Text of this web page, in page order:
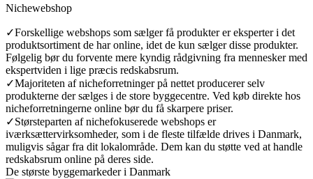
Nichewebshop
✓Forskellige webshops som sælger få produkter er eksperter i det
produktsortiment de har online, idet de kun sælger disse produkter.
Følgelig bør du forvente mere kyndig rådgivning fra mennesker med
ekspertviden i lige præcis redskabsrum.
✓Majoriteten af nicheforretninger på nettet producerer selv
produkterne der sælges i de store byggecentre. Ved køb direkte hos
nicheforretningerne online bør du få skarpere priser.
✓Størsteparten af nichefokuserede webshops er
iværksættervirksomheder, som i de fleste tilfælde drives i Danmark,
muligvis sågar fra dit lokalområde. Dem kan du støtte ved at handle
redskabsrum online på deres side.
De største byggemarkeder i Danmark